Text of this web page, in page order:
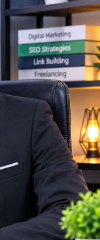
dõi sát biến
giờ tới. Không
lệnh chuyển lớn.
xu hướng rõ ràng